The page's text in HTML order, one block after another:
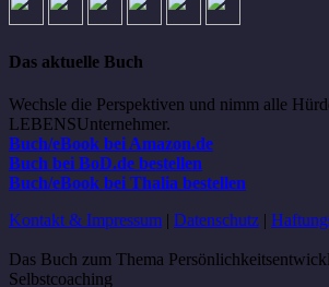
Das aktuelle Buch
Wechsle die Perspektiven und nimm alle
LEBENSUnternehmer.
Buch/eBook bei Amazon.de
Buch bei BoD.de bestellen
Buch/eBook bei Thalia bestellen
Kontakt & Impressum | Datenschutz |
Das Buch zum Thema
Selbstcoaching